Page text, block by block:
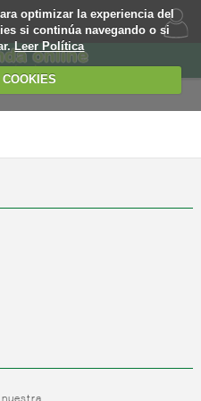
optimizar la experiencia del
si continúa navegando o si
Leer Política